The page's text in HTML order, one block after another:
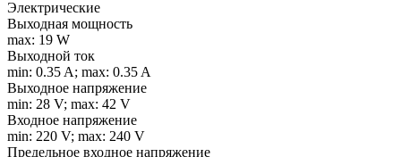
Электрические
Выходная мощность
max: 19 W
Выходной ток
min: 0.35 A; max: 0.35 A
Выходное напряжение
min: 28 V; max: 42 V
Входное напряжение
min: 220 V; max: 240 V
Предельное входное напряжение